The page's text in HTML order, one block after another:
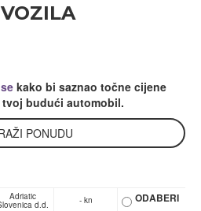
kako bi saznao točne cijene
budući automobil.
PONUDU
Adriatic
d.d. - kn ODABERI